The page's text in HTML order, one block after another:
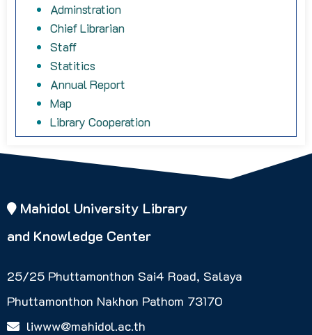
Adminstration
Chief Librarian
Staff
Statitics
Annual Report
Map
Library Cooperation
Mahidol University Library
and Knowledge Center
25/25 Phuttamonthon Sai4 Road, Salaya
Phuttamonthon Nakhon Pathom 73170
liwww@mahidol.ac.th